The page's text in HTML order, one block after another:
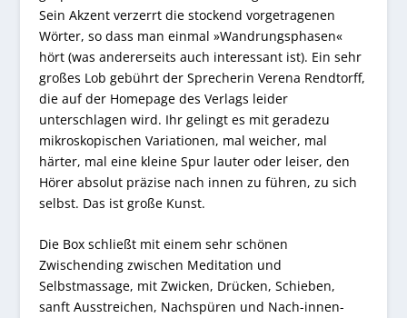
Sein Akzent verzerrt die stockend vorgetragenen
Wörter, so dass man einmal »Wandrungsphasen«
hört (was andererseits auch interessant ist). Ein sehr
großes Lob gebührt der Sprecherin Verena Rendtorff,
die auf der Homepage des Verlags leider
unterschlagen wird. Ihr gelingt es mit geradezu
mikroskopischen Variationen, mal weicher, mal
härter, mal eine kleine Spur lauter oder leiser, den
Hörer absolut präzise nach innen zu führen, zu sich
selbst. Das ist große Kunst.
Die Box schließt mit einem sehr schönen
Zwischending zwischen Meditation und
Selbstmassage, mit Zwicken, Drücken, Schieben,
sanft Ausstreichen, Nachspüren und Nach-innen-